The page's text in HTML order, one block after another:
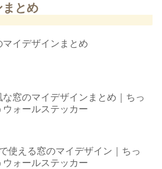
まとめ
マイデザインまとめ
な窓のマイデザインまとめ｜ちっ
ウォールステッカー
使える窓のマイデザイン｜ちっ
ウォールステッカー